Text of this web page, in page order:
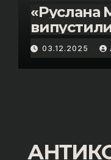
«Руслана
03.12.2025